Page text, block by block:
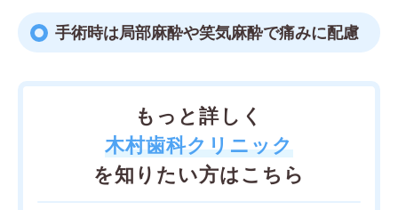
手術時は局部麻酔や笑気麻酔で痛みに配慮
もっと詳しく
木村歯科クリニック
を知りたい方はこちら